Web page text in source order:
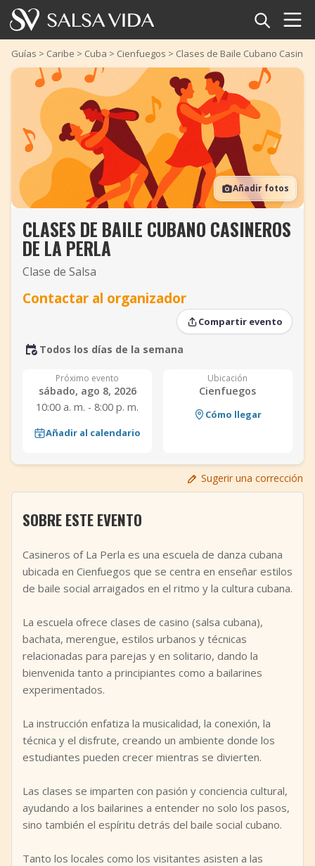
Inicio
Eventos
Noticias
Artículos
Videos
Glosario
TuneTempo
Guías > Caribe > Cuba > Cienfuegos > Clases de Baile Cubano
Añadir fotos
CLASES DE BAILE CUBANO CASINEROS
DE LA PERLA
Clase de Salsa
Contactar al organizador
Compartir evento
Todos los días de la semana
Próximo evento
sábado, ago 8, 2026
10:00 a. m. - 8:00 p. m.
Añadir al calendario
Ubicación
Cienfuegos
Cómo llegar
Sugerir una corrección
SOBRE ESTE EVENTO
Casineros of La Perla es una escuela de danza cubana
ubicada en Cienfuegos que se centra en enseñar estilos
de baile social arraigados en el ritmo y la cultura cubana.
La escuela ofrece clases de casino (salsa cubana),
bachata, merengue, estilos urbanos y técnicas
relacionadas para parejas y en solitario, dando la
bienvenida tanto a principiantes como a bailarines
experimentados.
La instrucción enfatiza la musicalidad, la conexión, la
técnica y el disfrute, creando un ambiente donde los
estudiantes pueden crecer mientras se divierten.
Las clases se imparten con pasión y conciencia cultural,
ayudando a los bailarines a entender no solo los pasos,
sino también el espíritu detrás del baile social cubano.
Tanto los locales como los visitantes asisten a las